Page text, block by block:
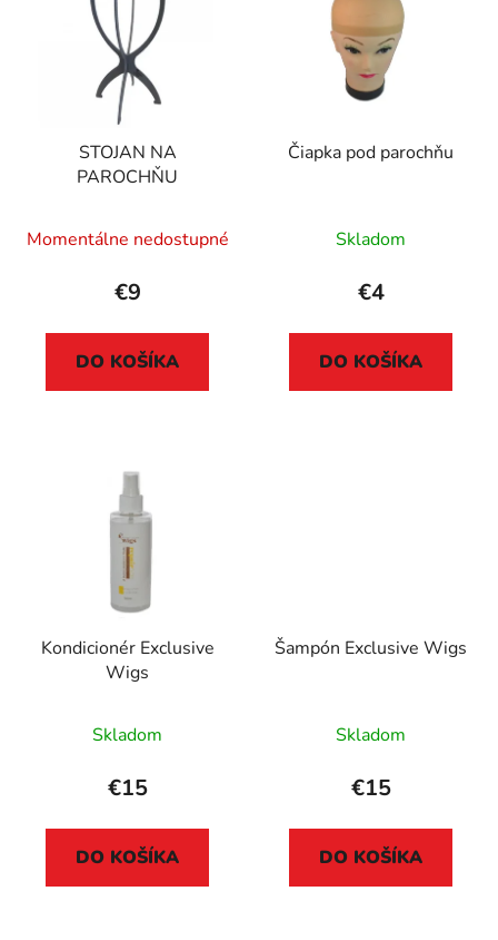
STOJAN NA
PAROCHŇU
Momentálne nedostupné
€9
DO KOŠÍKA
Čiapka pod parochňu
Skladom
€4
DO KOŠÍKA
Kondicionér Exclusive
Wigs
Skladom
€15
DO KOŠÍKA
Šampón Exclusive Wigs
Skladom
€15
DO KOŠÍKA